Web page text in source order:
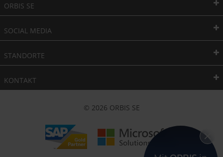
ORBIS SE
SOCIAL MEDIA
STANDORTE
KONTAKT
© 2026 ORBIS SE